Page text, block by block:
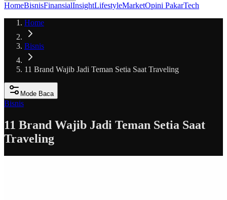
HomeBisnisFinansialInsightLifestyleMarketOpini PakarTech
Home
Bisnis
11 Brand Wajib Jadi Teman Setia Saat Traveling
Mode Baca
Bisnis
11 Brand Wajib Jadi Teman Setia Saat
Traveling